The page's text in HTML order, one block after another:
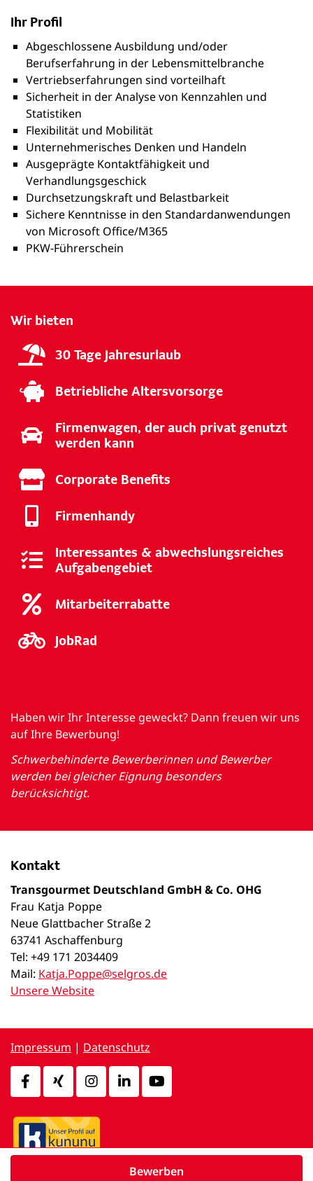
Ihr Profil
Abgeschlossene Ausbildung und/oder
Berufserfahrung in der Lebensmittelbranche
Vertriebserfahrungen sind vorteilhaft
Sicherheit in der Analyse von Kennzahlen und
Statistiken
Flexibilität und Mobilität
Unternehmerisches Denken und Handeln
Ausgeprägte Kontaktfähigkeit und
Verhandlungsgeschick
Durchsetzungskraft und Belastbarkeit
Sichere Kenntnisse in den Standardanwendungen
von Microsoft Office/M365
PKW-Führerschein
Wir bieten
30 Tage Jahresurlaub
Betriebliche Altersvorsorge
Firmenwagen, der auch privat genutzt
werden kann
Corporate Benefits
Firmenhandy
Interessantes & abwechslungsreiches
Aufgabengebiet
Mitarbeiterrabatte
JobRad
Haben wir Ihr Interesse geweckt? Dann freuen wir uns
auf Ihre Bewerbung!
Schwerbehinderte Bewerberinnen und Bewerber
werden bei gleicher Eignung besonders
berücksichtigt.
Kontakt
Transgourmet Deutschland GmbH & Co. OHG
Frau Katja Poppe
Neue Glattbacher Straße 2
63741 Aschaffenburg
Tel: +49 171 2034409
Mail: Katja.Poppe@selgros.de
Unsere Website
Bewerben
Impressum | Datenschutz